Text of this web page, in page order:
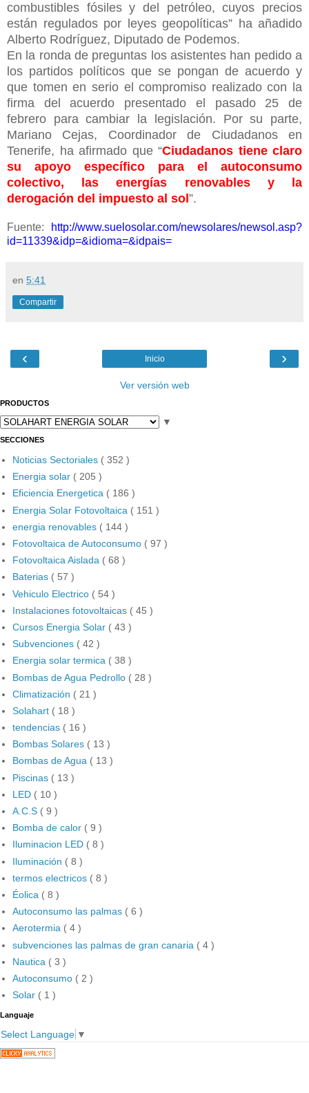
combustibles fósiles y del petróleo, cuyos precios
están regulados por leyes geopolíticas” ha añadido
Alberto Rodríguez, Diputado de Podemos.
En la ronda de preguntas los asistentes han pedido a
los partidos políticos que se pongan de acuerdo y
que tomen en serio el compromiso realizado con la
firma del acuerdo presentado el pasado 25 de
febrero para cambiar la legislación. Por su parte,
Mariano Cejas, Coordinador de Ciudadanos en
Tenerife, ha afirmado que “Ciudadanos tiene claro
su apoyo específico para el autoconsumo
colectivo, las energías renovables y la
derogación del impuesto al sol ”.
Fuente:
http://www.suelosolar.com/newsolares/newsol.asp?
id=11339&idp=&idioma=&idpais=
en 5:41
Compartir
‹ ›
Inicio
Ver versión web
PRODUCTOS
▼
SECCIONES
Noticias Sectoriales ( 352 )
Energia solar ( 205 )
Eficiencia Energetica ( 186 )
Energia Solar Fotovoltaica ( 151 )
energia renovables ( 144 )
Fotovoltaica de Autoconsumo ( 97 )
Fotovoltaica Aislada ( 68 )
Baterias ( 57 )
Vehiculo Electrico ( 54 )
Instalaciones fotovoltaicas ( 45 )
Cursos Energia Solar ( 43 )
Subvenciones ( 42 )
Energia solar termica ( 38 )
Bombas de Agua Pedrollo ( 28 )
Climatización ( 21 )
Solahart ( 18 )
tendencias ( 16 )
Bombas Solares ( 13 )
Bombas de Agua ( 13 )
Piscinas ( 13 )
LED ( 10 )
A.C.S ( 9 )
Bomba de calor ( 9 )
Iluminacion LED ( 8 )
Iluminación ( 8 )
termos electricos ( 8 )
Éolica ( 8 )
Autoconsumo las palmas ( 6 )
Aerotermia ( 4 )
subvenciones las palmas de gran canaria ( 4 )
Nautica ( 3 )
Autoconsumo ( 2 )
Solar ( 1 )
Languaje
Select Language ▼